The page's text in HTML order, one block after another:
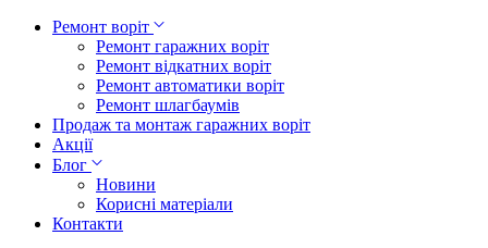
Ремонт воріт
Ремонт гаражних воріт
Ремонт відкатних воріт
Ремонт автоматики воріт
Ремонт шлагбаумів
Продаж та монтаж гаражних воріт
Акції
Блог
Новини
Корисні матеріали
Контакти